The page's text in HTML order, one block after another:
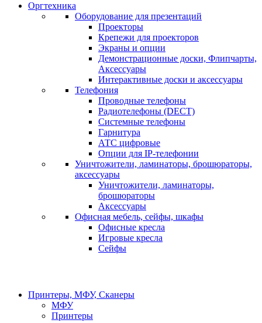
Оргтехника
Оборудование для презентаций
Проекторы
Крепежи для проекторов
Экраны и опции
Демонстрационные доски, Флипчарты,
Аксессуары
Интерактивные доски и аксессуары
Телефония
Проводные телефоны
Радиотелефоны (DECT)
Системные телефоны
Гарнитура
АТС цифровые
Опции для IP-телефонии
Уничтожители, ламинаторы, брошюраторы,
аксессуары
Уничтожители, ламинаторы,
брошюраторы
Аксессуары
Офисная мебель, сейфы, шкафы
Офисные кресла
Игровые кресла
Сейфы
Принтеры, МФУ, Сканеры
МФУ
Принтеры